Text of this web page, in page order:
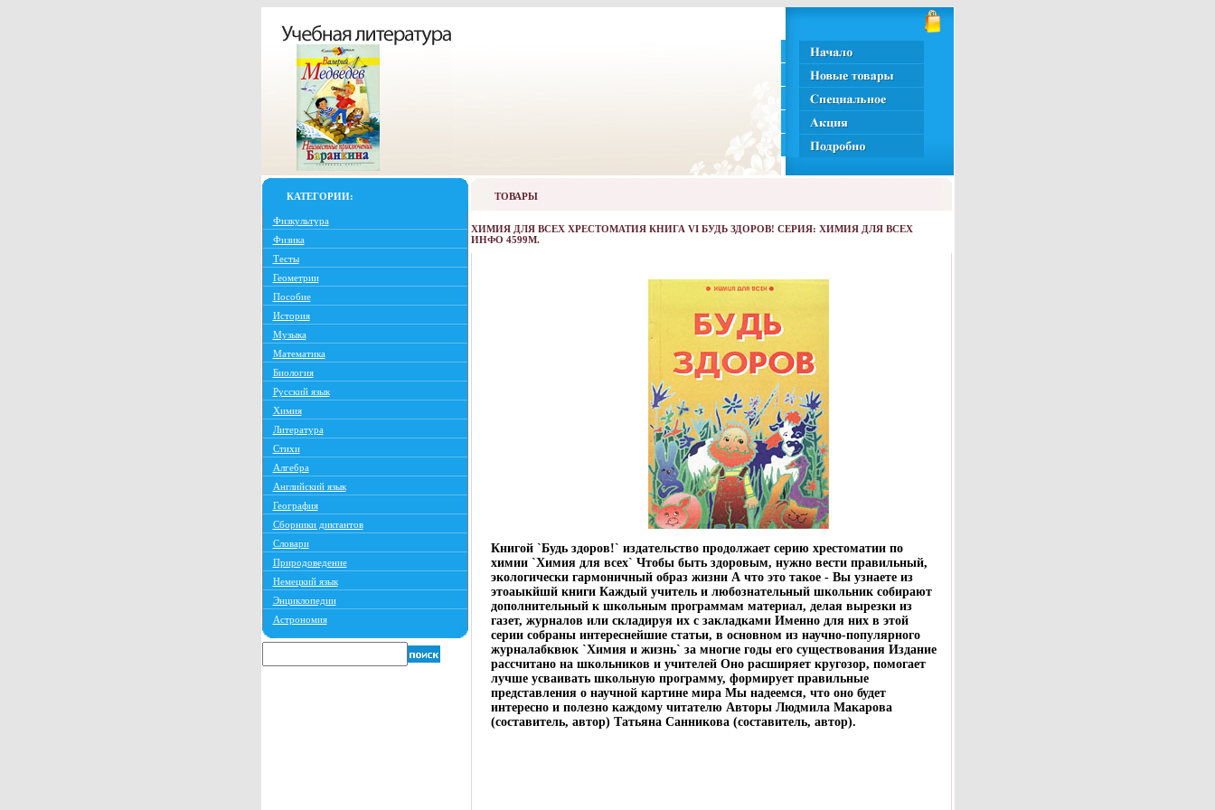
КАТЕГОРИИ:
Физкультура
Физика
Тесты
Геометрии
Пособие
История
Музыка
Математика
Биология
Русский язык
Химия
Литература
Стихи
Алгебра
Английский язык
География
Сборники диктантов
Словари
Природоведение
Немецкий язык
Энциклопедии
Астрономия
ТОВАРЫ
ХИМИЯ ДЛЯ ВСЕХ ХРЕСТОМАТИЯ КНИГА VI БУДЬ ЗДОРОВ! СЕРИЯ: ХИМИЯ ДЛЯ ВСЕХ
ИНФО 4599M.
Книгой `Будь здоров!` издательство продолжает серию хрестоматии по
химии `Химия для всех` Чтобы быть здоровым, нужно вести правильный,
экологически гармоничный образ жизни А что это такое - Вы узнаете из
этоаыкйшй книги Каждый учитель и любознательный школьник собирают
дополнительный к школьным программам материал, делая вырезки из
газет, журналов или складируя их с закладками Именно для них в этой
серии собраны интереснейшие статьи, в основном из научно-популярного
журналабквюк `Химия и жизнь` за многие годы его существования Издание
рассчитано на школьников и учителей Оно расширяет кругозор, помогает
лучше усваивать школьную программу, формирует правильные
представления о научной картине мира Мы надеемся, что оно будет
интересно и полезно каждому читателю Авторы Людмила Макарова
(составитель, автор) Татьяна Санникова (составитель, автор).